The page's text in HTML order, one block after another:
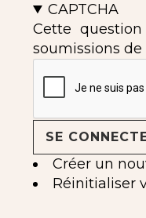
CAPTCHA
Cette
soumissions
Créer un
Réinitialiser